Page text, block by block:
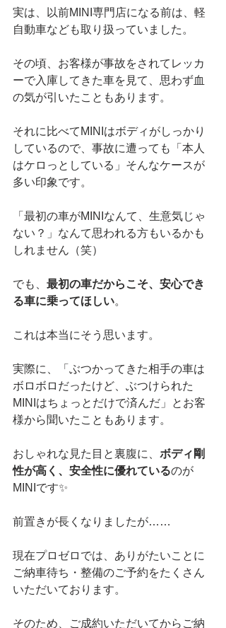
実は、以前MINI専門店になる前は、軽
自動車なども取り扱っていました。
その頃、お客様が事故をされてレッカ
ーで入庫してきた車を見て、思わず血
の気が引いたこともあります。
それに比べてMINIはボディがしっかり
しているので、事故に遭っても「本人
はケロっとしている」そんなケースが
多い印象です。
「最初の車がMINIなんて、生意気じゃ
ない？」なんて思われる方もいるかも
しれません（笑）
でも、 最初の車だからこそ、安心でき
る車に乗ってほしい。
これは本当にそう思います。
実際に、「ぶつかってきた相手の車は
ボロボロだったけど、ぶつけられた
MINIはちょっとだけで済んだ」とお客
様から聞いたこともあります。
おしゃれな見た目と裏腹に、 ボディ剛
性が高く、安全性に優れているのが
MINIです✨
前置きが長くなりましたが……
現在プロゼロでは、ありがたいことに
ご納車待ち・整備のご予約をたくさん
いただいております。
そのため、ご成約いただいてからご納